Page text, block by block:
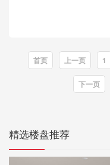
首页 上一页 1
下一页
精选楼盘推荐